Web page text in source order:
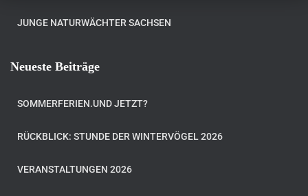
JUNGE NATURWÄCHTER SACHSEN
Neueste Beiträge
SOMMERFERIEN.UND JETZT?
RÜCKBLICK: STUNDE DER WINTERVÖGEL 2026
VERANSTALTUNGEN 2026